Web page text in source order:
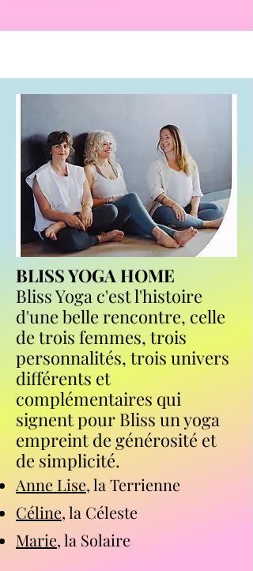
BLISS YOGA HOME
Bliss Yoga c'est l'histoire
d'une belle rencontre, celle
de trois femmes, trois
personnalités, trois univers
différents et
complémentaires qui
signent pour Bliss un yoga
empreint de générosité et
de simplicité.
Anne Lise, la Terrienne
Céline, la Céleste
Marie, la Solaire